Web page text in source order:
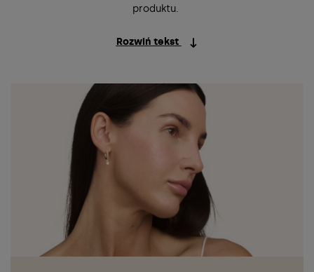
produktu.
Rozwiń tekst